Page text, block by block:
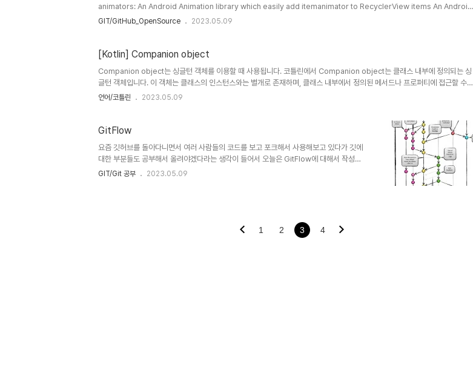
animators: An Android Animation library which easily add itemanimator to RecyclerView items An Android
Animation library which easily add itemanimator to RecyclerView items. - GitHub -
GIT/GitHub_OpenSource 2023.05.09
[Kotlin] Companion object
Companion object는 싱글턴 객체를 이용할 때 사용됩니다. 코틀린에서 Companion object는 클래스 내부에 정의되는 싱
글턴 객체입니다. 이 객체는 클래스의 인스턴스와는 별개로 존재하며, 클래스 내부에서 정의된 메서드나 프로퍼티에 접근할 수
있습니다. class MyClass { companion object { const val CONSTANT_VALUE = "Hello, world!" fun
언어/코틀린 2023.05.09
GitFlow
요즘 깃허브를 돌아다니면서 여러 사람들의 코드를 보고 포크해서 사용해보고 있다가 깃에
대한 부분들도 공부해서 올려야겠다라는 생각이 들어서 오늘은 GitFlow에 대해서 작성을
하고자합니다. 1. GitFlow의 용도 GitFlow는 소프트웨어를 개발하기 위해서 Git을 사용
GIT/Git 공부 2023.05.09
1 2 3 4